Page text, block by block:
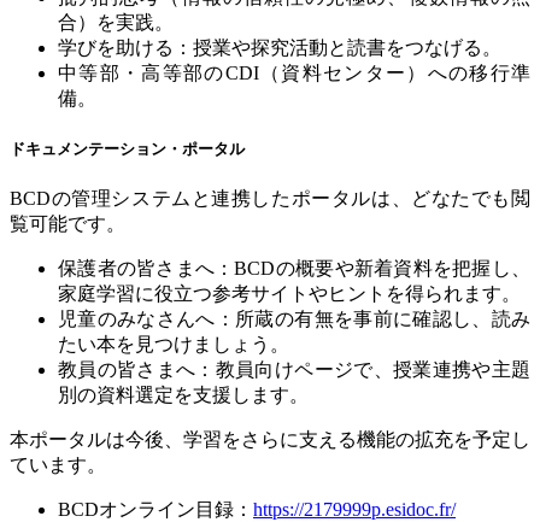
合）を実践。
学びを助ける：授業や探究活動と読書をつなげる。
中等部・高等部のCDI（資料センター）への移行準
備。
ドキュメンテーション・ポータル
BCDの管理システムと連携したポータルは、どなたでも閲
覧可能です。
保護者の皆さまへ：BCDの概要や新着資料を把握し、
家庭学習に役立つ参考サイトやヒントを得られます。
児童のみなさんへ：所蔵の有無を事前に確認し、読み
たい本を見つけましょう。
教員の皆さまへ：教員向けページで、授業連携や主題
別の資料選定を支援します。
本ポータルは今後、学習をさらに支える機能の拡充を予定し
ています。
BCDオンライン目録： https://2179999p.esidoc.fr/